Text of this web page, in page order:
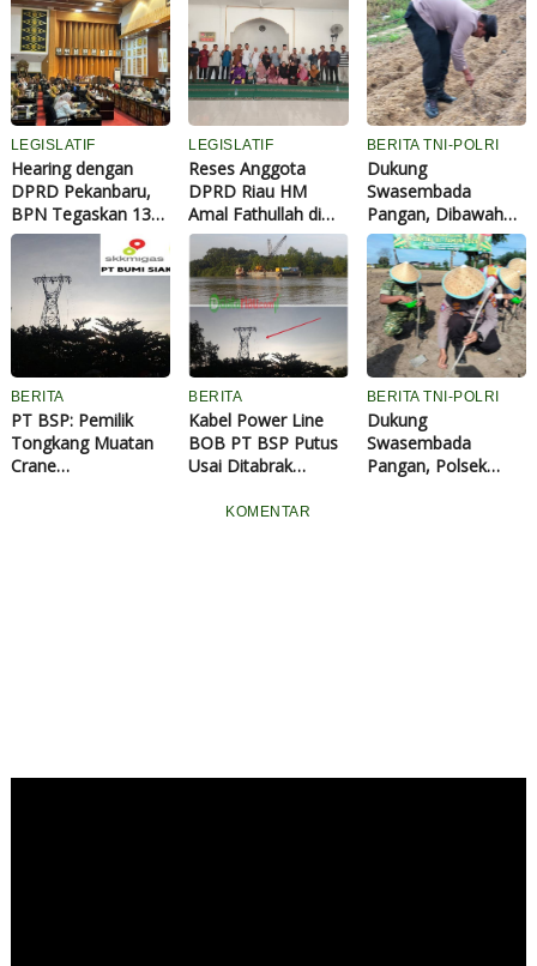
LEGISLATIF
Hearing dengan
DPRD Pekanbaru,
BPN Tegaskan 133
HGB Pedagang STC
Diperpanjang,
Pemko Diminta
Lengkapi Dokumen
LEGISLATIF
Reses Anggota
DPRD Riau HM
Amal Fathullah di
Tarai Bangun,
Warga Keluhkan
Jalan Suka Makmur
Rusak Parah Belum
Pernah Dibangun
BERITA TNI-POLRI
Dukung
Swasembada
Pangan, Dibawah
Terik Matahari Polisi
dan Petani Tanam
Jagung di Ponpes
Abu Huroiroh
BERITA
PT BSP: Pemilik
Tongkang Muatan
Crane
BERITA
Kabel Power Line
BOB PT BSP Putus
Usai Ditabrak
Crane di Aliran
BERITA TNI-POLRI
Dukung
Swasembada
Pangan, Polsek
KOMENTAR